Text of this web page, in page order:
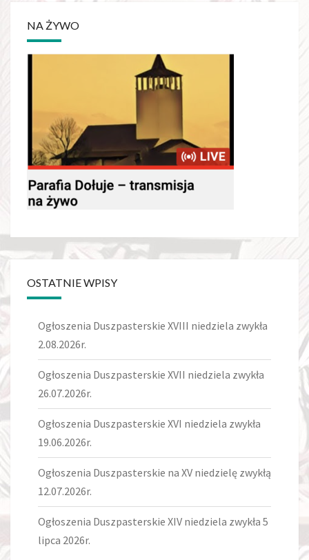
NA ŻYWO
OSTATNIE WPISY
Ogłoszenia Duszpasterskie XVIII niedziela zwykła
2.08.2026r.
Ogłoszenia Duszpasterskie XVII niedziela zwykła
26.07.2026r.
Ogłoszenia Duszpasterskie XVI niedziela zwykła
19.06.2026r.
Ogłoszenia Duszpasterskie na XV niedzielę zwykłą
12.07.2026r.
Ogłoszenia Duszpasterskie XIV niedziela zwykła 5
lipca 2026r.